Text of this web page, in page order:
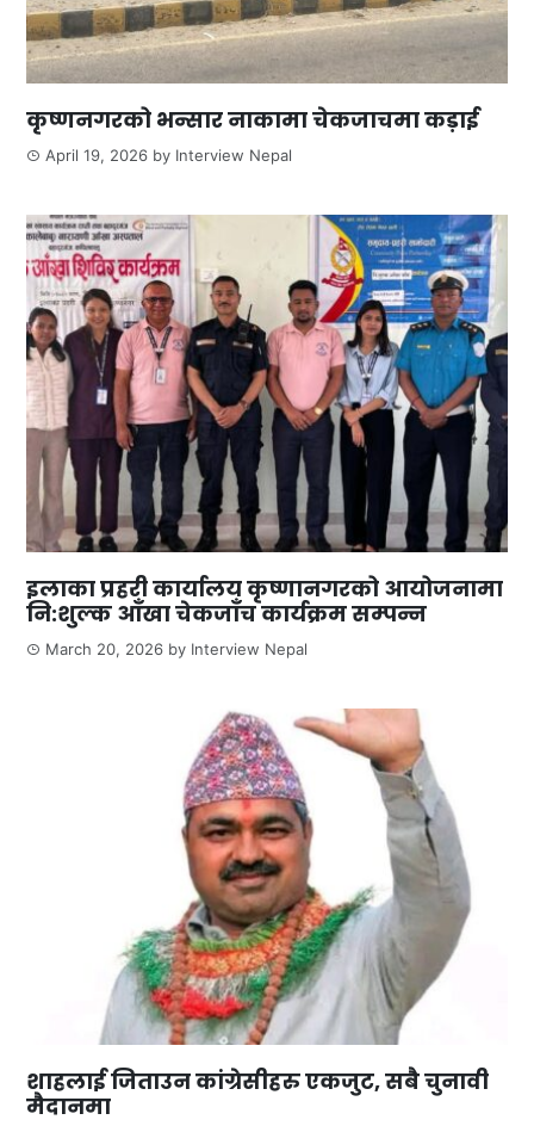
कृष्णनगरको भन्सार नाकामा चेकजाचमा कड़ाई
April 19, 2026 by Interview Nepal
इलाका प्रहरी कार्यालय कृष्णानगरको आयोजनामा
नि:शुल्क आँखा चेकजाँच कार्यक्रम सम्पन्न
March 20, 2026 by Interview Nepal
शाहलाई जिताउन कांग्रेसीहरु एकजुट, सबै चुनावी
मैदानमा